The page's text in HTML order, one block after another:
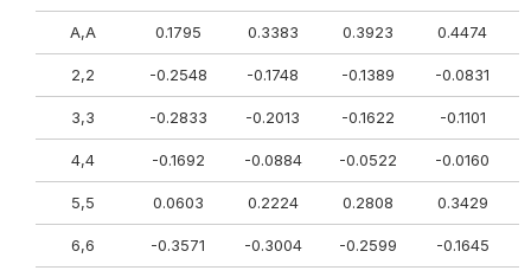
A,A 0.1795 0.3383 0.3923 0.4474
2,2 -0.2548 -0.1748 -0.1389 -0.0831
3,3 -0.2833 -0.2013 -0.1622 -0.1101
4,4 -0.1692 -0.0884 -0.0522 -0.0160
5,5 0.0603 0.2224 0.2808 0.3429
6,6 -0.3571 -0.3004 -0.2599 -0.1645